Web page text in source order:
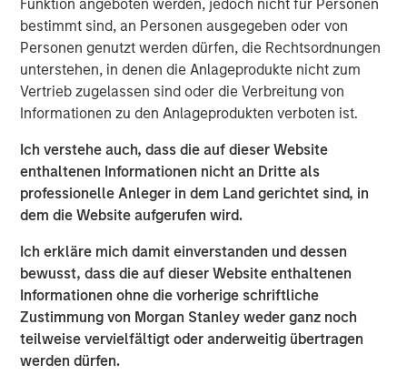
Funktion angeboten werden, jedoch nicht für Personen
bestimmt sind, an Personen ausgegeben oder von
Personen genutzt werden dürfen, die Rechtsordnungen
unterstehen, in denen die Anlageprodukte nicht zum
Vertrieb zugelassen sind oder die Verbreitung von
Informationen zu den Anlageprodukten verboten ist.
Ich verstehe auch, dass die auf dieser Website
enthaltenen Informationen nicht an Dritte als
professionelle Anleger in dem Land gerichtet sind, in
dem die Website aufgerufen wird.
Ich erkläre mich damit einverstanden und dessen
bewusst, dass die auf dieser Website enthaltenen
Informationen ohne die vorherige schriftliche
Zustimmung von Morgan Stanley weder ganz noch
teilweise vervielfältigt oder anderweitig übertragen
werden dürfen.
care for their residents make this an attractive investment
for our investor clients.”
”We are excited to partner with MSREI as we remain
committed to being a great place to work for our
associates and a great place to live for our residents,”
said Brian Engle, EVP of Operations for Brightview Senior
Living.
According to John Burns Research and Consulting, nearly
all 69 million baby boomers will reach 70 or older by
2033. This cohort’s wealth accumulation from the
appreciation in equities and housing in recent years is
expected to increase demand for quality senior living
with care options, such as assisted living and nursing
facilities.